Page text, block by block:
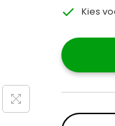
Kies